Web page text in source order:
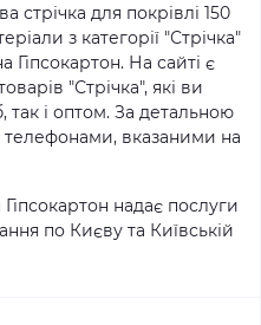
стрічка для покрівлі 150
з категорії "Стрічка"
На сайті є
"Стрічка", які ви
так і оптом. За детальною
телефонами, вказаними на
надає послуги
по Києву та Київській